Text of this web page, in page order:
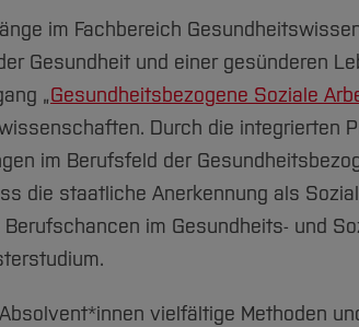
im Fachbereich
Gesundheit und einer gesünderen
„Gesundheitsbezogene Soziale
Durch die integrierten
im Berufsfeld der
die staatliche Anerkennung als
im Gesundheits- und
vielfältige Methoden